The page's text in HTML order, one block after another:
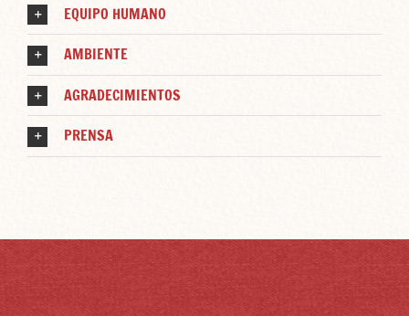
EQUIPO HUMANO
AMBIENTE
AGRADECIMIENTOS
PRENSA